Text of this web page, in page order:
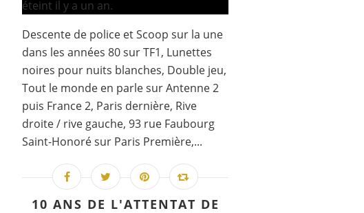
Descente de police et Scoop sur la une
dans les années 80 sur TF1, Lunettes
noires pour nuits blanches, Double jeu,
Tout le monde en parle sur Antenne 2
puis France 2, Paris dernière, Rive
droite / rive gauche, 93 rue Faubourg
Saint-Honoré sur Paris Première,...
10 ANS DE L'ATTENTAT DE